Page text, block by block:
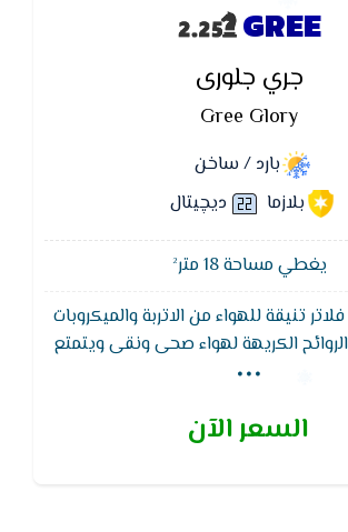
GREE
جري جلورى
Gree Glory
بارد / ساخن
بلازما
ديچيتال
يغطي مساحة 18 متر²
يتميز بوجود 8 فلاتر تنيقة للهواء من الاتربة والميكروبات
الكريهة لهواء صحى ونقى ويتمتع
تكييف جرى بضمان 5 سنوات من طيبة المنزلاوى ,
الحديد المجلفن المصنوع منه
...
السعر الآن